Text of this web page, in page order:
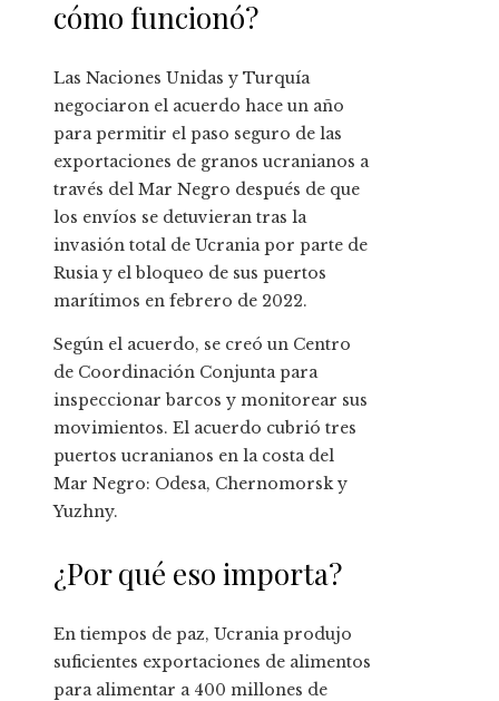
cómo funcionó?
Las Naciones Unidas y Turquía
negociaron el acuerdo hace un año
para permitir el paso seguro de las
exportaciones de granos ucranianos a
través del Mar Negro después de que
los envíos se detuvieran tras la
invasión total de Ucrania por parte de
Rusia y el bloqueo de sus puertos
marítimos en febrero de 2022.
Según el acuerdo, se creó un Centro
de Coordinación Conjunta para
inspeccionar barcos y monitorear sus
movimientos. El acuerdo cubrió tres
puertos ucranianos en la costa del
Mar Negro: Odesa, Chernomorsk y
Yuzhny.
¿Por qué eso importa?
En tiempos de paz, Ucrania produjo
suficientes exportaciones de alimentos
para alimentar a 400 millones de